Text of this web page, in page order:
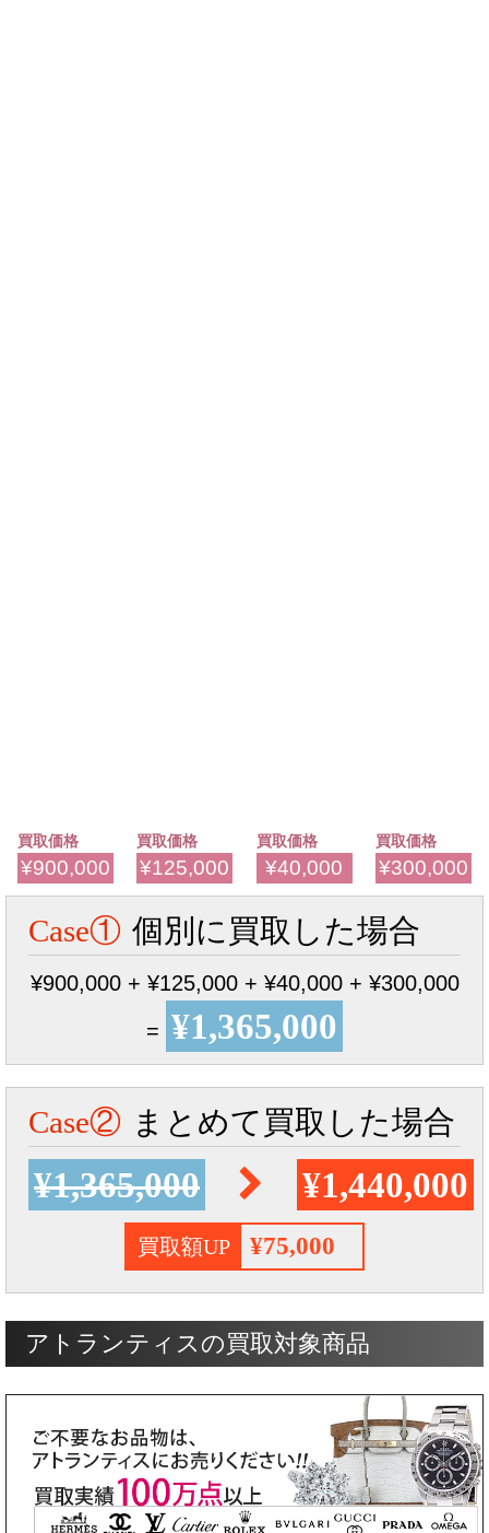
買取価格
¥900,000
買取価格
¥125,000
買取価格
¥40,000
買取価格
¥300,000
Case① 個別に買取した場合
¥900,000 + ¥125,000 + ¥40,000 + ¥300,000
= ¥1,365,000
Case② まとめて買取した場合
¥1,365,000 ¥1,440,000
買取額UP ¥75,000
アトランティスの買取対象商品